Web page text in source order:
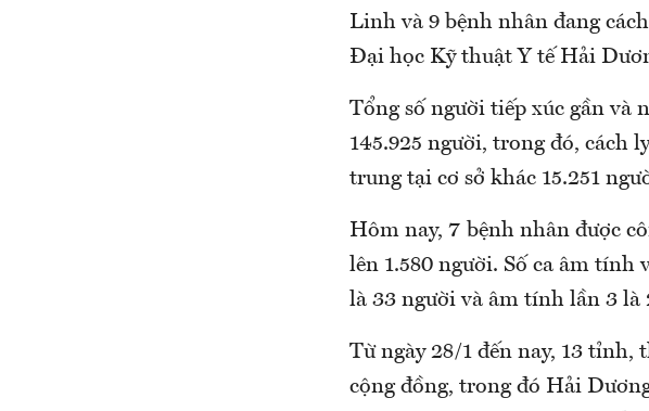
Linh và 9 bệnh nhân đang
Đại học Kỹ thuật Y tế Hải
Tổng số người tiếp xúc gần và
145.925 người, trong đó, cách
trung tại cơ sở khác 15.251
Hôm nay, 7 bệnh nhân được
lên 1.580 người. Số ca âm tính
là 33 người và âm tính lần 3 là
Từ ngày 28/1 đến nay, 13
cộng đồng, trong đó Hải